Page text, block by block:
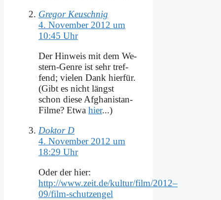
Gregor Keuschnig
4. November 2012 um
10:45 Uhr
Der Hin­weis mit dem We­
stern-Gen­re ist sehr tref­
fend; vie­len Dank hier­für.
(Gibt es nicht längst
schon die­se Af­gha­ni­stan-
Fil­me? Et­wa hier...)
Doktor D
4. November 2012 um
18:29 Uhr
Oder der hier:
http://www.zeit.de/kultur/film/2012–
09/film-schutzengel